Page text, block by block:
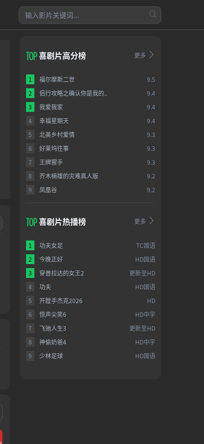
更多
喜剧片高分榜
9.5
1
福尔摩斯二世
9.4
2
侣行攻略之确认你是我的..
9.4
3
我爱我家
9.4
4
幸福星期天
9.3
5
北美乡村爱情
9.3
6
好莱坞往事
9.3
7
王牌猩手
9.2
8
齐木楠雄的灾难真人版
9.2
9 凤凰谷
更多
喜剧片热播榜
TC国语
1
功夫女足
HD国语
2
今晚正好
更新至HD
3
穿普拉达的女王2
HD国语
4
功夫
HD
5
开膛手杰克2026
HD中字
6
惊声尖笑6
更新至HD
7
飞驰人生3
HD中字
8
神偷奶爸4
HD国语
9 少林足球